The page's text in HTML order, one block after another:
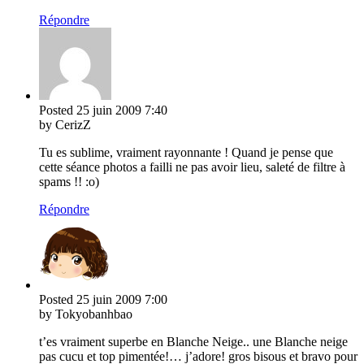
Répondre
Posted 25 juin 2009 7:40
by CerizZ
Tu es sublime, vraiment rayonnante ! Quand je pense que
cette séance photos a failli ne pas avoir lieu, saleté de filtre à
spams !! :o)
Répondre
Posted 25 juin 2009 7:00
by Tokyobanhbao
t’es vraiment superbe en Blanche Neige.. une Blanche neige
pas cucu et top pimentée!… j’adore! gros bisous et bravo pour